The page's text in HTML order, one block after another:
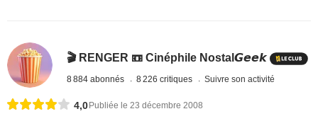
🎬 RENGER 📼 Cinéphile Nostal𝙂𝙚𝙚𝙠
8 884 abonnés 8 226 critiques Suivre son activité
4,0 Publiée le 23 décembre 2008